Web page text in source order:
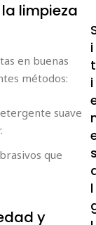
limpieza
en buenas
métodos:
suave
que
y
i
t
i
l